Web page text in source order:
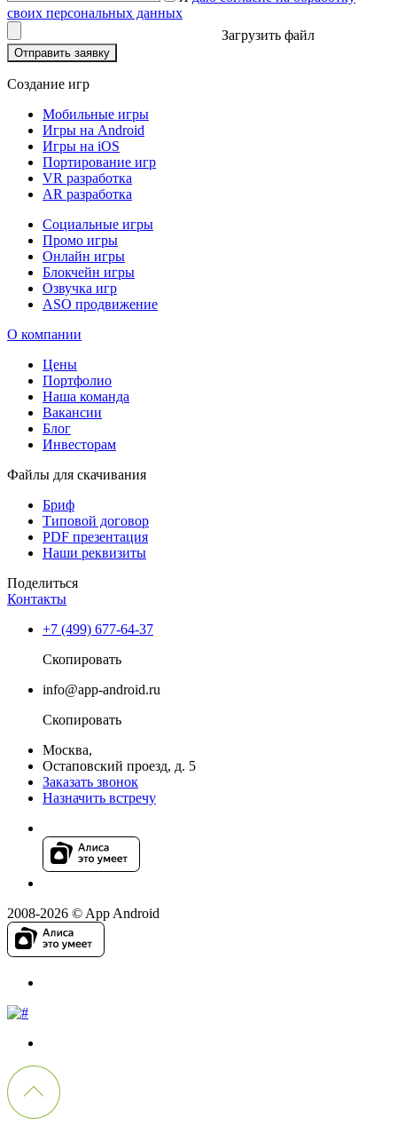
своих персональных данных
Загрузить файл
Отправить заявку
Создание игр
Мобильные игры
Игры на Android
Игры на iOS
Портирование игр
VR разработка
AR разработка
Социальные игры
Промо игры
Онлайн игры
Блокчейн игры
Озвучка игр
ASO продвижение
О компании
Цены
Портфолио
Наша команда
Вакансии
Блог
Инвесторам
Файлы для скачивания
Бриф
Типовой договор
PDF презентация
Наши реквизиты
Поделиться
Контакты
+7 (499) 677-64-37
Скопировать
info@app-android.ru
Скопировать
Москва,
Остаповский проезд, д. 5
Заказать звонок
Назначить встречу
2008-2026 © App Android